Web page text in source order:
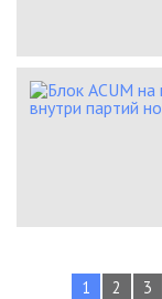
1 2 3